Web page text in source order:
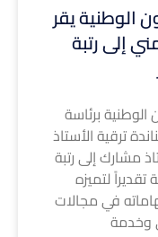
يقر
إلى رتبة
برئاسة
ترقية الأستاذ
مشارك إلى رتبة
تقديراً لتميزه
في مجالات
وخدمة